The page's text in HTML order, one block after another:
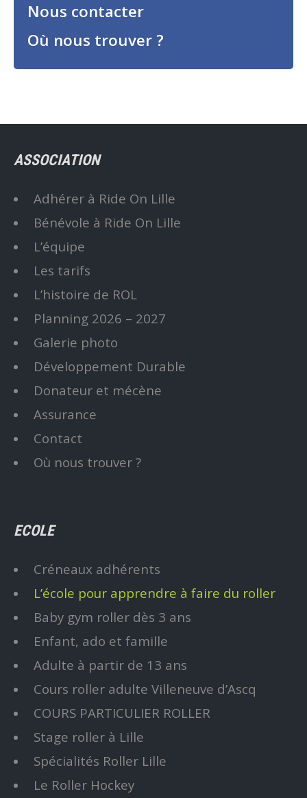
Nous contacter
Où nous trouver ?
ASSOCIATION
Adhérer à Ride On Lille
Bénévole à Ride On Lille
L’équipe
Les tarifs
L’histoire de ROL
Planning 2026 – 2027
Galerie photo
Développement Durable
Donateur et mécène
Assurance
Contact
Où nous trouver ?
ECOLE
Créneaux adhérents
L’école pour apprendre à faire du roller
Baby gym roller dès 3 ans
Enfant, ado et famille
Adulte à partir de 13 ans
Cours roller adulte Villeneuve d’Ascq
COURS PARTICULIER ROLLER
Stage roller à Lille
Spécialités Roller Lille
Le Roller Hockey